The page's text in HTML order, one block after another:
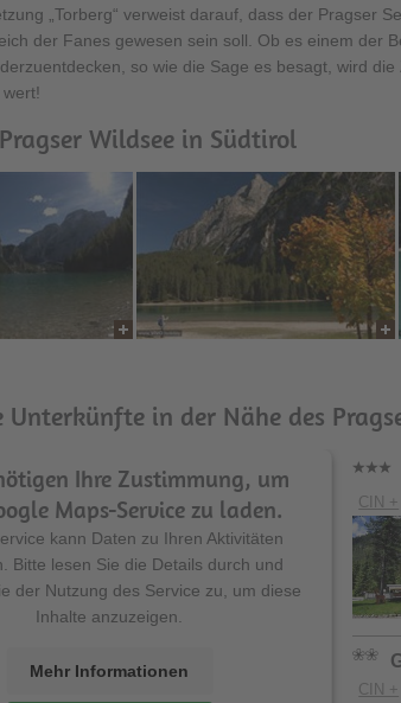
„Torberg“ verweist darauf, dass der Pragser
der Fanes gewesen sein soll. Ob es einem der
so wie die Sage es besagt, wird
Wildsee in Südtirol
Unterkünfte in der Nähe des
Ihre Zustimmung, um
Maps-Service zu laden.
kann Daten zu Ihren Aktivitäten
Bitte lesen Sie die Details durch und
der Nutzung des Service zu, um diese
Inhalte anzuzeigen.
Mehr Informationen
CIN +
CIN +